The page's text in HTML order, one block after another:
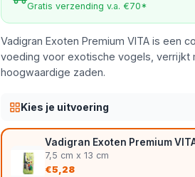
Gratis verzending v.a. €70*
Vadigran Exoten Premium VITA is een
voeding voor exotische vogels, verrijkt
hoogwaardige zaden.
Kies je uitvoering
Vadigran Exoten Premium
7,5 cm x 13 cm
€5,28